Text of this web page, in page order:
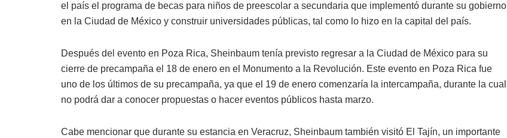
el país el programa de becas para niños de preescolar a secundaria que implementó durante su gobierno
en la Ciudad de México y construir universidades públicas, tal como lo hizo en la capital del país.
Después del evento en Poza Rica, Sheinbaum tenía previsto regresar a la Ciudad de México para su
cierre de precampaña el 18 de enero en el Monumento a la Revolución. Este evento en Poza Rica fue
uno de los últimos de su precampaña, ya que el 19 de enero comenzaría la intercampaña, durante la cual
no podrá dar a conocer propuestas o hacer eventos públicos hasta marzo.
Cabe mencionar que durante su estancia en Veracruz, Sheinbaum también visitó El Tajín, un importante